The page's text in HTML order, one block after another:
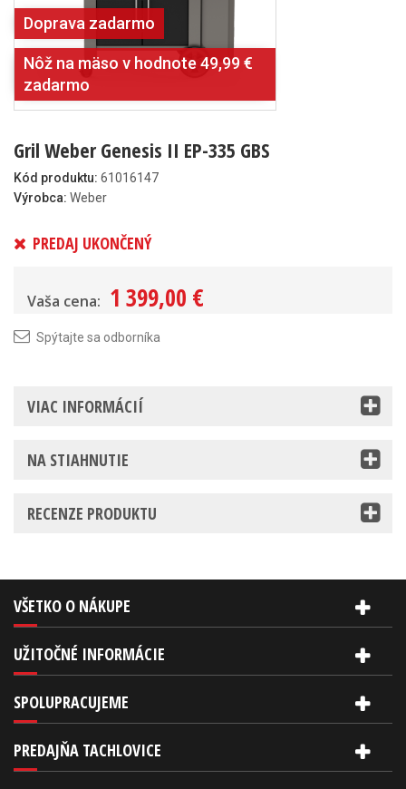
Doprava zadarmo
Nôž na mäso v hodnote 49,99 €
zadarmo
Gril Weber Genesis II EP-335 GBS
Kód produktu: 61016147
Výrobca: Weber
PREDAJ UKONČENÝ
Vaša cena: 1 399,00 €
Spýtajte sa odborníka
VIAC INFORMÁCIÍ
NA STIAHNUTIE
RECENZE PRODUKTU
VŠETKO O NÁKUPE
UŽITOČNÉ INFORMÁCIE
SPOLUPRACUJEME
PREDAJŇA TACHLOVICE